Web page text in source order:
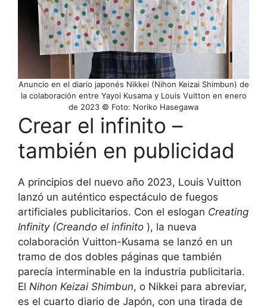
Anuncio en el diario japonés Nikkei (Nihon Keizai Shimbun) de
la colaboración entre Yayoi Kusama y Louis Vuitton en enero
de 2023 © Foto: Noriko Hasegawa
Crear el infinito –
también en publicidad
A principios del nuevo año 2023, Louis Vuitton
lanzó un auténtico espectáculo de fuegos
artificiales publicitarios. Con el eslogan Creating
Infinity (Creando el infinito ), la nueva
colaboración Vuitton-Kusama se lanzó en un
tramo de dos dobles páginas que también
parecía interminable en la industria publicitaria.
El Nihon Keizai Shimbun, o Nikkei para abreviar,
es el cuarto diario de Japón, con una tirada de